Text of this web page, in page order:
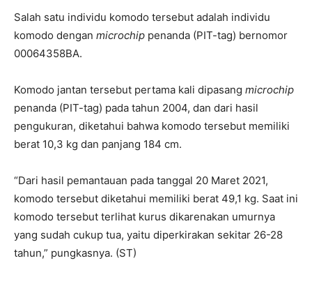
Salah satu individu komodo tersebut adalah individu
komodo dengan microchip penanda (PIT-tag) bernomor
00064358BA.
Komodo jantan tersebut pertama kali dipasang microchip
penanda (PIT-tag) pada tahun 2004, dan dari hasil
pengukuran, diketahui bahwa komodo tersebut memiliki
berat 10,3 kg dan panjang 184 cm.
“Dari hasil pemantauan pada tanggal 20 Maret 2021,
komodo tersebut diketahui memiliki berat 49,1 kg. Saat ini
komodo tersebut terlihat kurus dikarenakan umurnya
yang sudah cukup tua, yaitu diperkirakan sekitar 26-28
tahun,” pungkasnya. (ST)